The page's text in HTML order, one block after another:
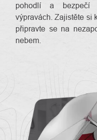
pohodlí a bezpečí
výpravách. Zajistěte si
připravte se na
nebem.